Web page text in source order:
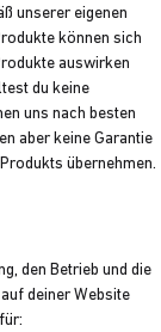
unserer eigenen
können sich
auswirken
du keine
uns nach besten
aber keine Garantie
übernehmen.
den Betrieb und die
deiner Website